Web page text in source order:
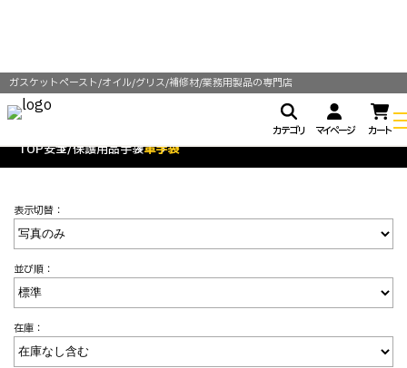
ガスケットペースト/オイル/グリス/補修材/業務用製品の専門店
カテゴリ マイページ カート
TOP安全/保護用品手袋革手袋
表示切替：
並び順：
在庫：